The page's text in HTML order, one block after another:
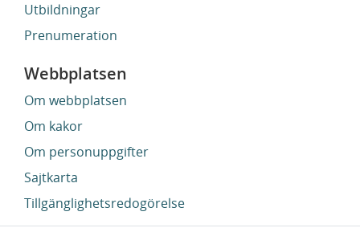
Utbildningar
Prenumeration
Webbplatsen
Om webbplatsen
Om kakor
Om personuppgifter
Sajtkarta
Tillgänglighetsredogörelse